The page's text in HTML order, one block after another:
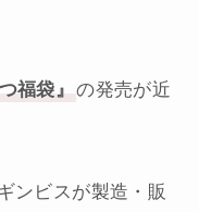
福袋』 の発売が近
ンビスが製造・販